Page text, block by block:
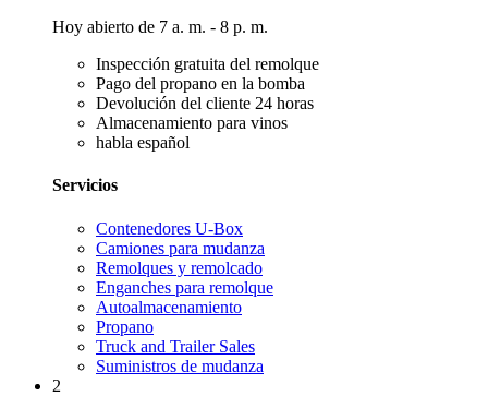
Hoy abierto de 7 a. m. - 8 p. m.
Inspección gratuita del remolque
Pago del propano en la bomba
Devolución del cliente 24 horas
Almacenamiento para vinos
habla español
Servicios
Contenedores U-Box
Camiones para mudanza
Remolques y remolcado
Enganches para remolque
Autoalmacenamiento
Propano
Truck and Trailer Sales
Suministros de mudanza
2